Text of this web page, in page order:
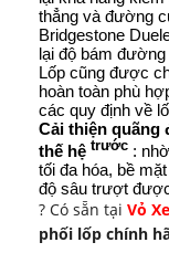
thẳng và đường
Bridgestone
lại độ bám
Lốp cũng được
hoàn toàn phù
các quy định về
Cải thiện
thế hệ trước :
tối đa hóa, bề
độ sâu trượt
? Có sẵn tại Vỏ
phối lốp chính